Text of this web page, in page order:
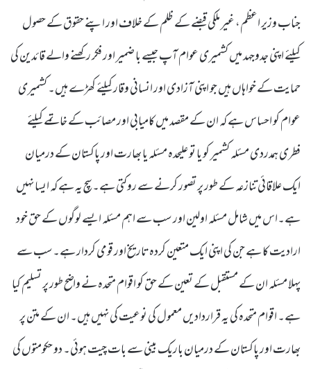
جناب وزیر اعظم، غیر ملکی قبضے کے ظلم کے خلاف اور اپنے حقوق کے حصول
کیلئے اپنی جدوجہد میں کشمیری عوام آپ جیسے با ضمیر اور فکر رکھنے والے قائدین کی
حمایت کے خواہاں ہیں جو اپنی آزادی اور انسانی وقار کیلئے کھڑے ہیں۔ کشمیری
عوام کو احساس ہے کہ ان کے مقصد میں کامیابی اور مصائب کے خاتمے کیلئے
فطری ہمدردی مسئلہ کشمیر کو یا تو علیحدہ مسئلہ یا بھارت اور پاکستان کے درمیان
ایک علاقائی تنازعہ کے طور پر تصور کرنے سے روکتی ہے۔ سچ یہ ہے کہ ایسا نہیں
ہے۔اس میں شامل مسئلہ اولین اور سب سے اہم مسئلہ ایسے لوگوں کے حق خود
ارادیت کا ہے جن کی اپنی ایک متعین کردہ تاریخ اور قومی کردار ہے۔سب سے
پہلا مسئلہ ان کے مستقبل کے تعین کے حق کو اقوام متحدہ نے واضح طور پر تسلیم کیا
ہے۔ اقوام متحدہ کی یہ قراردادیں معمول کی نوعیت کی نہیں ہیں۔ ان کے متن پر
بھارت اور پاکستان کے درمیان باریک بینی سے بات چیت ہوئی۔ دو حکومتوں کی